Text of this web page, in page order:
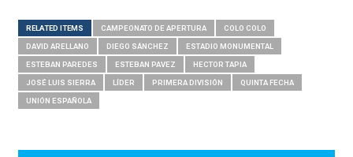
RELATED ITEMS CAMPEONATO DE APERTURA COLO COLO
DAVID ARELLANO DIEGO SÁNCHEZ ESTADIO MONUMENTAL
ESTEBAN PAREDES ESTEBAN PAVEZ HECTOR TAPIA
JOSÉ LUIS SIERRA LÍDER PRIMERA DIVISIÓN QUINTA FECHA
UNIÓN ESPAÑOLA